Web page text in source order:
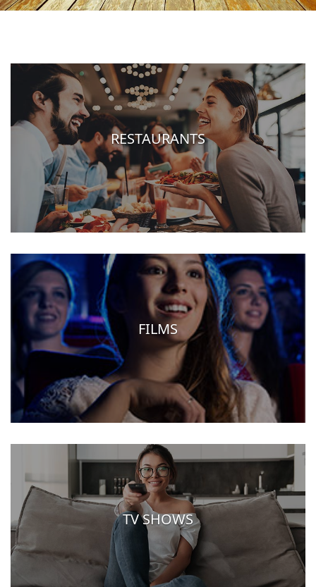
RESTAURANTS
FILMS
TV SHOWS